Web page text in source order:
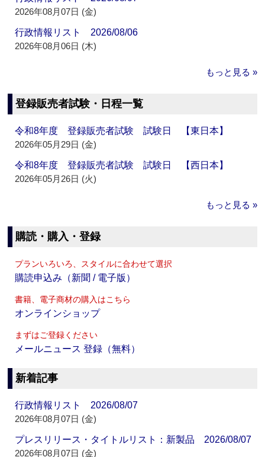
2026年08月07日 (金)
行政情報リスト 2026/08/06
2026年08月06日 (木)
もっと見る »
登録販売者試験・日程一覧
令和8年度 登録販売者試験 試験日 【東日本】
2026年05月29日 (金)
令和8年度 登録販売者試験 試験日 【西日本】
2026年05月26日 (火)
もっと見る »
購読・購入・登録
プランいろいろ、スタイルに合わせて選択
購読申込み（新聞 / 電子版）
書籍、電子商材の購入はこちら
オンラインショップ
まずはご登録ください
メールニュース 登録（無料）
新着記事
行政情報リスト 2026/08/07
2026年08月07日 (金)
プレスリリース・タイトルリスト：新製品 2026/08/07
2026年08月07日 (金)